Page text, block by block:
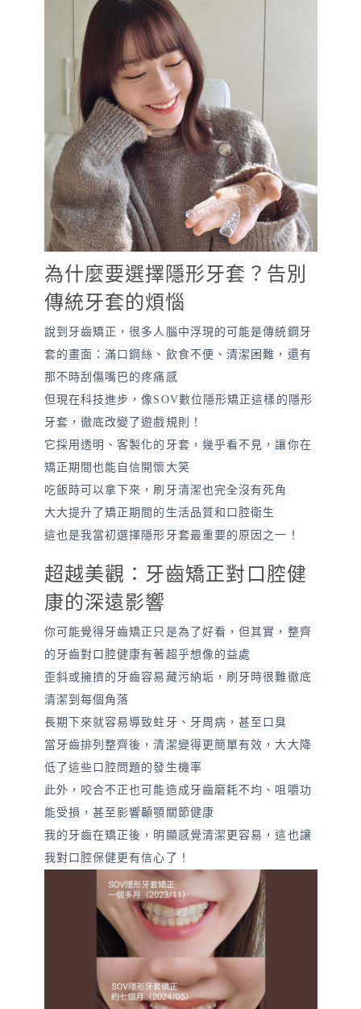
為什麼要選擇隱形牙套？告別
傳統牙套的煩惱
說到牙齒矯正，很多人腦中浮現的可能是傳統鋼牙
套的畫面：滿口鋼絲、飲食不便、清潔困難，還有
那不時刮傷嘴巴的疼痛感
但現在科技進步，像SOV數位隱形矯正這樣的隱形
牙套，徹底改變了遊戲規則！
它採用透明、客製化的牙套，幾乎看不見，讓你在
矯正期間也能自信開懷大笑
吃飯時可以拿下來，刷牙清潔也完全沒有死角
大大提升了矯正期間的生活品質和口腔衛生
這也是我當初選擇隱形牙套最重要的原因之一！
超越美觀：牙齒矯正對口腔健
康的深遠影響
你可能覺得牙齒矯正只是為了好看，但其實，整齊
的牙齒對口腔健康有著超乎想像的益處
歪斜或擁擠的牙齒容易藏污納垢，刷牙時很難徹底
清潔到每個角落
長期下來就容易導致蛀牙、牙周病，甚至口臭
當牙齒排列整齊後，清潔變得更簡單有效，大大降
低了這些口腔問題的發生機率
此外，咬合不正也可能造成牙齒磨耗不均、咀嚼功
能受損，甚至影響顳顎關節健康
我的牙齒在矯正後，明顯感覺清潔更容易，這也讓
我對口腔保健更有信心了！